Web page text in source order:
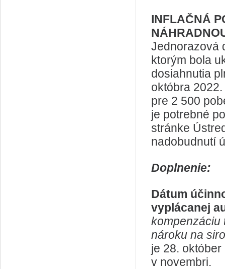
INFLAČNÁ
Jednorazová
ktorým bola
dosiahnutia
októbra
pre 2 500
je potrebné
stránke
nadobudnutí
Doplnenie:
Dátum
vyplácanej
kompenzáciu
nároku na
je 28.
v novembri.